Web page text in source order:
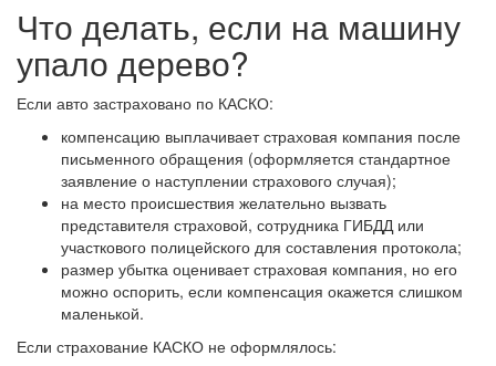
Что делать, если на машину
упало дерево?
Если авто застраховано по КАСКО:
компенсацию выплачивает страховая компания после
письменного обращения (оформляется стандартное
заявление о наступлении страхового случая);
на место происшествия желательно вызвать
представителя страховой, сотрудника ГИБДД или
участкового полицейского для составления протокола;
размер убытка оценивает страховая компания, но его
можно оспорить, если компенсация окажется слишком
маленькой.
Если страхование КАСКО не оформлялось: